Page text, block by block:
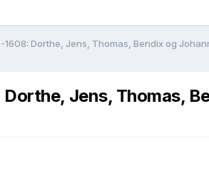
Dorthe, Jens, Thomas, Bendix og
Jens, Thomas,